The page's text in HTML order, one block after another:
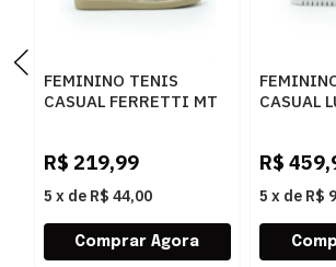
FEMININO TENIS
CASUAL FERRETTI MT
R$ 219,99
5 x de R$ 44,00
CASUAL
R$
5 x de R$